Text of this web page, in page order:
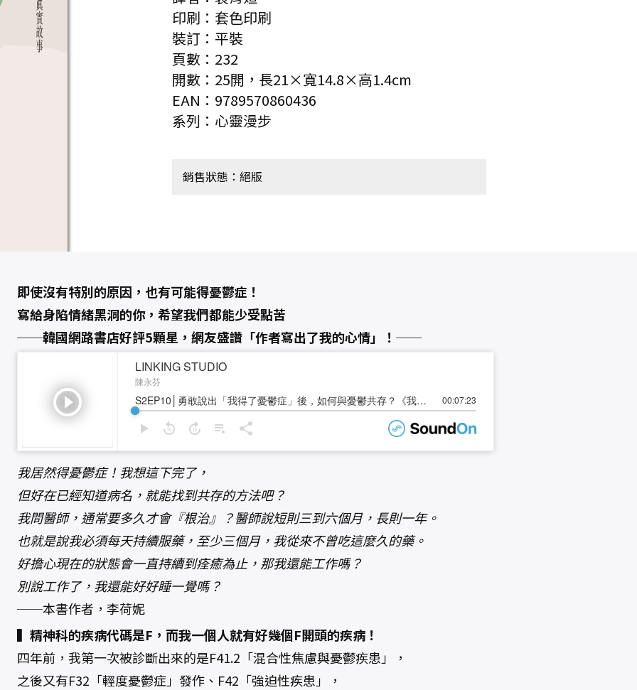
印刷：套色印刷
裝訂：平裝
頁數：232
開數：25開，長21×寬14.8×高1.4cm
EAN：9789570860436
系列：心靈漫步
銷售狀態：絕版
即使沒有特別的原因，也有可能得憂鬱症！
寫給身陷情緒黑洞的你，希望我們都能少受點苦
──韓國網路書店好評5顆星，網友盛讚「作者寫出了我的心情」！──
我居然得憂鬱症！我想這下完了，
但好在已經知道病名，就能找到共存的方法吧？
我問醫師，通常要多久才會『根治』？醫師說短則三到六個月，長則一年。
也就是說我必須每天持續服藥，至少三個月，我從來不曾吃這麼久的藥。
好擔心現在的狀態會一直持續到痊癒為止，那我還能工作嗎？
別說工作了，我還能好好睡一覺嗎？
──本書作者，李荷妮
▍精神科的疾病代碼是F，而我一個人就有好幾個F開頭的疾病！
四年前，我第一次被診斷出來的是F41.2「混合性焦慮與憂鬱疾患」，
之後又有F32「輕度憂鬱症」發作、F42「強迫性疾患」，